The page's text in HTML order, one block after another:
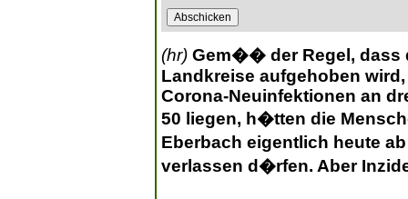
(hr) Gem�� der Regel,
Landkreise aufgehoben
Corona-Neuinfektionen an
50 liegen, h�tten die
Eberbach eigentlich heute
verlassen d�rfen. Aber